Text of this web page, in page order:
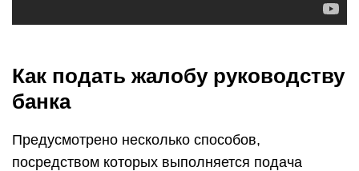
Как подать жалобу руководству
банка
Предусмотрено несколько способов,
посредством которых выполняется подача